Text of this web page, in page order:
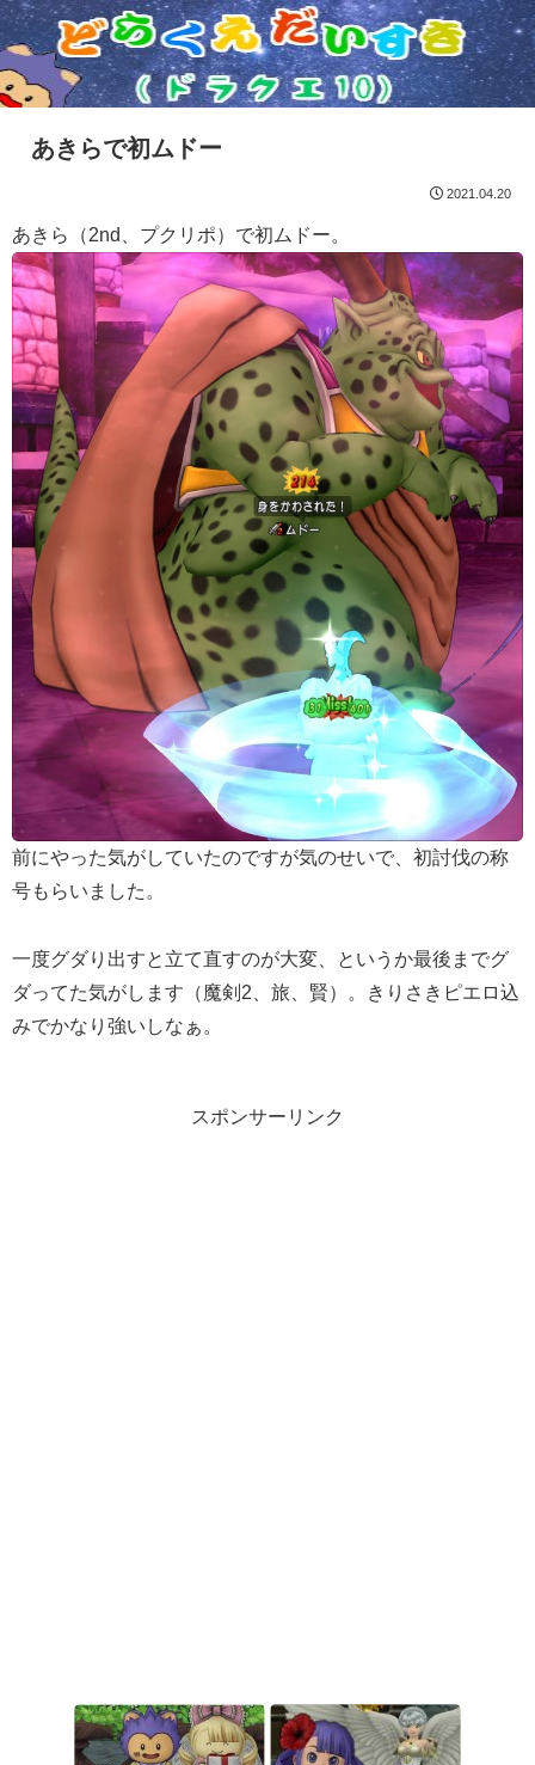
あきらで初ムドー
2021.04.20
あきら（2nd、プクリポ）で初ムドー。
前にやった気がしていたのですが気のせいで、初討伐の称
号もらいました。
一度グダり出すと立て直すのが大変、というか最後までグ
ダってた気がします（魔剣2、旅、賢）。きりさきピエロ込
みでかなり強いしなぁ。
スポンサーリンク